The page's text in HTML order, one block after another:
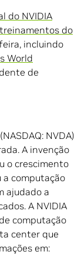
do NVIDIA
do
incluindo
World
de
(NASDAQ: NVDA)
A invenção
o crescimento
a computação
ajudado a
A NVIDIA
computação
center que
em: